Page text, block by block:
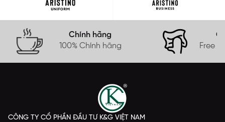
Chính hãng
100% Chính hãng
Free
CÔNG TY CỔ PHẦN ĐẦU TƯ K&G VIỆT NAM